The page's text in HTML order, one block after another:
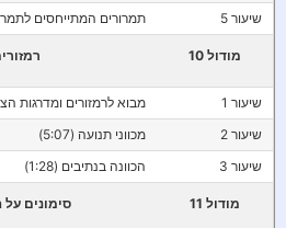
שיעור 5
תמרורים המתייחסים לתמרור
מודול 10
שיעור 1
מבוא לרמזורים ומדרגות הציות
שיעור 2
מכווני תנועה (5:07)
שיעור 3
הכוונה בנתיבים (1:28)
מודול 11 סימונים